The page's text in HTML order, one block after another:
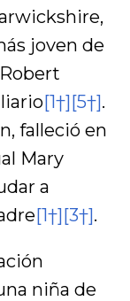
joven de
[1†][5†].
falleció en
Mary
a
[1†][3†].
niña de